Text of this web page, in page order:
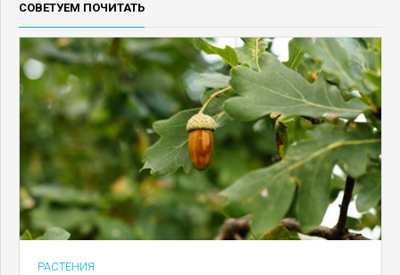
СОВЕТУЕМ ПОЧИТАТЬ
РАСТЕНИЯ